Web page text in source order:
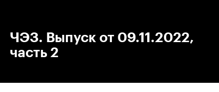
ЧЭЗ. Выпуск от 09.11.2022,
часть 2